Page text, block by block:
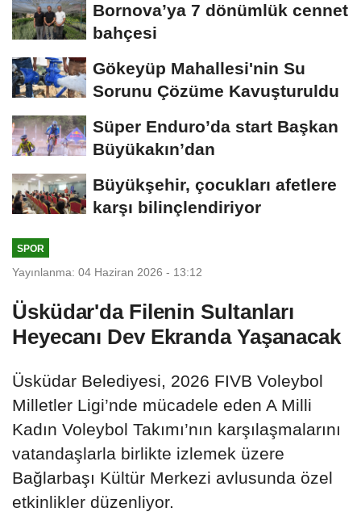
Bornova’ya 7 dönümlük cennet
bahçesi
Gökeyüp Mahallesi'nin Su
Sorunu Çözüme Kavuşturuldu
Süper Enduro’da start Başkan
Büyükakın’dan
Büyükşehir, çocukları afetlere
karşı bilinçlendiriyor
SPOR
Yayınlanma: 04 Haziran 2026 - 13:12
Üsküdar'da Filenin Sultanları
Heyecanı Dev Ekranda Yaşanacak
Üsküdar Belediyesi, 2026 FIVB Voleybol
Milletler Ligi’nde mücadele eden A Milli
Kadın Voleybol Takımı’nın karşılaşmalarını
vatandaşlarla birlikte izlemek üzere
Bağlarbaşı Kültür Merkezi avlusunda özel
etkinlikler düzenliyor.